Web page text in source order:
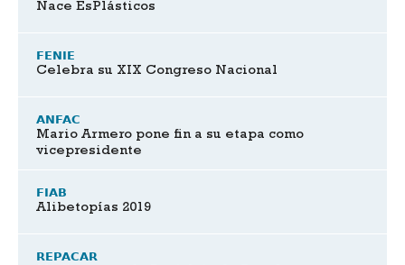
Nace EsPlásticos
FENIE
Celebra su XIX Congreso Nacional
ANFAC
Mario Armero pone fin a su etapa como
vicepresidente
FIAB
Alibetopías 2019
REPACAR